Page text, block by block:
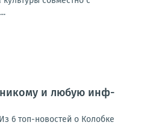
и любую инф-
6 топ-новостей о Колобке